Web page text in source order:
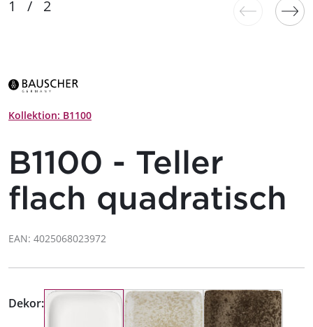
Kollektion: B1100
B1100 - Teller
flach quadratisch
EAN: 4025068023972
Dekor: